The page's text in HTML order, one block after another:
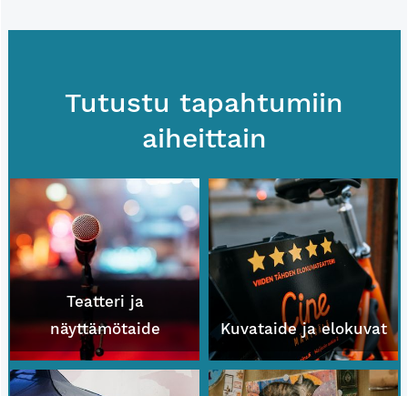
Tutustu tapahtumiin
aiheittain
Teatteri ja
näyttämötaide
Kuvataide ja elokuvat